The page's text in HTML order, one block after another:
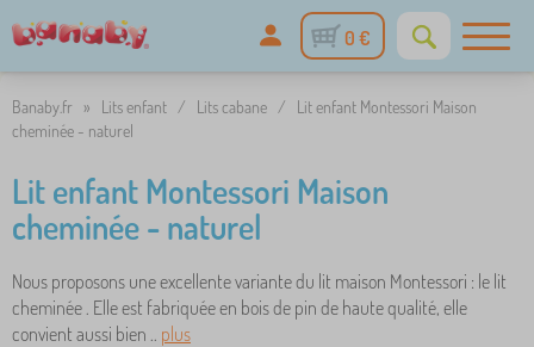
0 €
Banaby.fr » Lits enfant / Lits cabane /
Lit enfant Montessori Maison
cheminée - naturel
Lit enfant Montessori Maison
cheminée - naturel
Nous proposons une excellente variante du lit maison Montessori : le lit
cheminée . Elle est fabriquée en bois de pin de haute qualité, elle
convient aussi bien .. plus